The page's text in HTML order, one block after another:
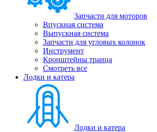
Запчасти для моторов
Впускная система
Выпускная система
Запчасти для угловых колонок
Инструмент
Кронштейны транца
Смотреть все
Лодки и катера
Лодки и катера